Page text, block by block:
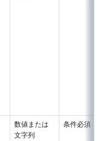
数値または
文字列
条件必須